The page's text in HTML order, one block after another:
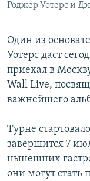
Все сайты
Роджер Уотерс и
Один из
Уотерс даст
приехал в
Wall Live,
важнейшего
Турне
завершится 7
нынешних
они могут стать